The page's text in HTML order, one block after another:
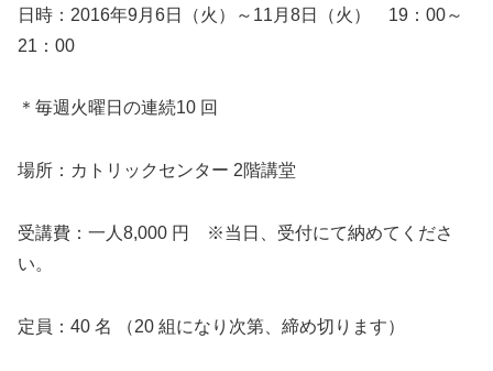
日時：2016年9月6日（火）～11月8日（火） 19：00～
21：00
＊毎週火曜日の連続10 回
場所：カトリックセンター 2階講堂
受講費：一人8,000 円 ※当日、受付にて納めてくださ
い。
定員：40 名 （20 組になり次第、締め切ります）